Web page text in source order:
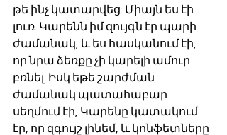
թե ինչ կատարվեց: Միայն ես էի
լուռ. Կարենն իմ զույգն էր պարի
ժամանակ, և ես հասկանում էի,
որ նրա ձեռքը չի կարելի ամուր
բռնել: Իսկ եթե շարժման
ժամանակ պատահաբար
սեղմում էի, Կարենը կատակում
էր, որ զգույշ լինեմ, և կոնֆետները